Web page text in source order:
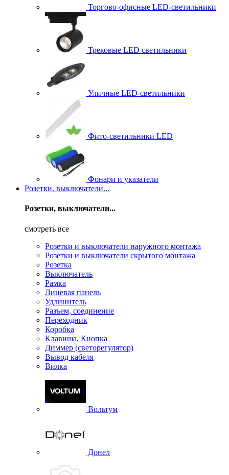
Торгово-офисные LED-светильники
Трековые LED светильники
Уличные LED-светильники
Фито-светильники LED
Фонари и указатели
Розетки, выключатели...
Розетки, выключатели...
смотреть все
Розетки и выключатели наружного монтажа
Розетки и выключатели скрытого монтажа
Розетка
Выключатель
Рамка
Лицевая панель
Удлинитель
Разъем, соединение
Переходник
Коробка
Клавиша, Кнопка
Диммер (светорегулятор)
Вывод кабеля
Вилка
Вольтум
Донел